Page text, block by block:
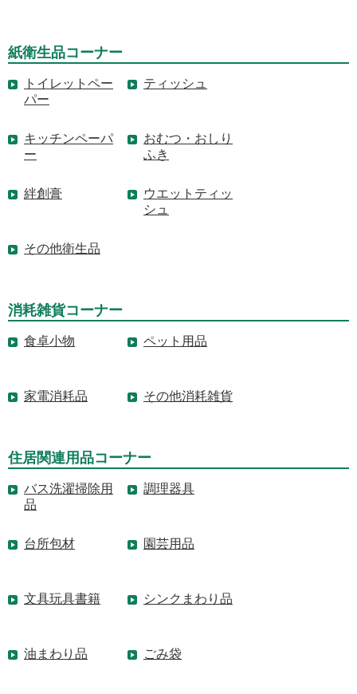
紙衛生品コーナー
トイレットペー
パー
ティッシュ
キッチンペーパ
ー
おむつ・おしり
ふき
絆創膏
ウエットティッ
シュ
その他衛生品
消耗雑貨コーナー
食卓小物 ペット用品
家電消耗品 その他消耗雑貨
住居関連用品コーナー
バス洗濯掃除用
品
調理器具
台所包材 園芸用品
文具玩具書籍 シンクまわり品
油まわり品 ごみ袋